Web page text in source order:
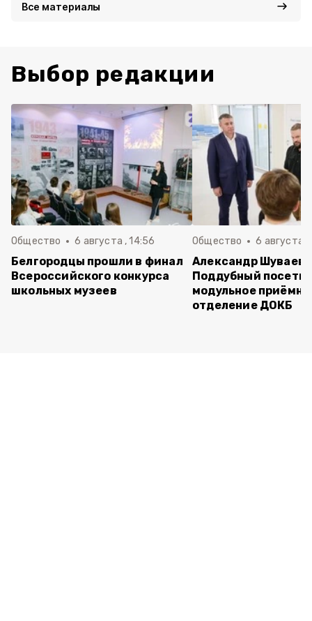
Все материалы
Выбор редакции
Общество 6 августа , 14:56
Белгородцы прошли в финал
Всероссийского конкурса
школьных музеев
Общество 6 августа ,
Александр Шуваев
Поддубный
модульное
отделение ДОКБ